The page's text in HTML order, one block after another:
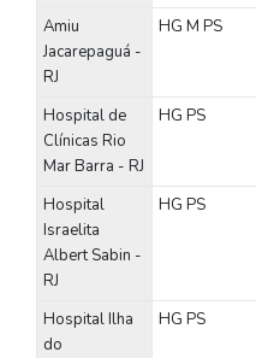
Amiu
Jacarepaguá -
RJ
HG M PS
Hospital de
Clínicas Rio
Mar Barra - RJ
HG PS
Hospital
Israelita
Albert Sabin -
RJ
HG PS
Hospital Ilha
do
HG PS